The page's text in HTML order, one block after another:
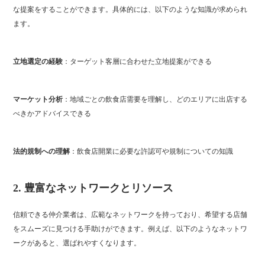
な提案をすることができます。具体的には、以下のような知識が求められ
ます。
立地選定の経験 ：ターゲット客層に合わせた立地提案ができる
マーケット分析 ：地域ごとの飲食店需要を理解し、どのエリアに出店する
べきかアドバイスできる
法的規制への理解 ：飲食店開業に必要な許認可や規制についての知識
2.豊富なネットワークとリソース
信頼できる仲介業者は、広範なネットワークを持っており、希望する店舗
をスムーズに見つける手助けができます。例えば、以下のようなネットワ
ークがあると、選ばれやすくなります。